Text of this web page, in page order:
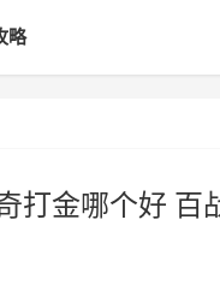
略
打金哪个好 百